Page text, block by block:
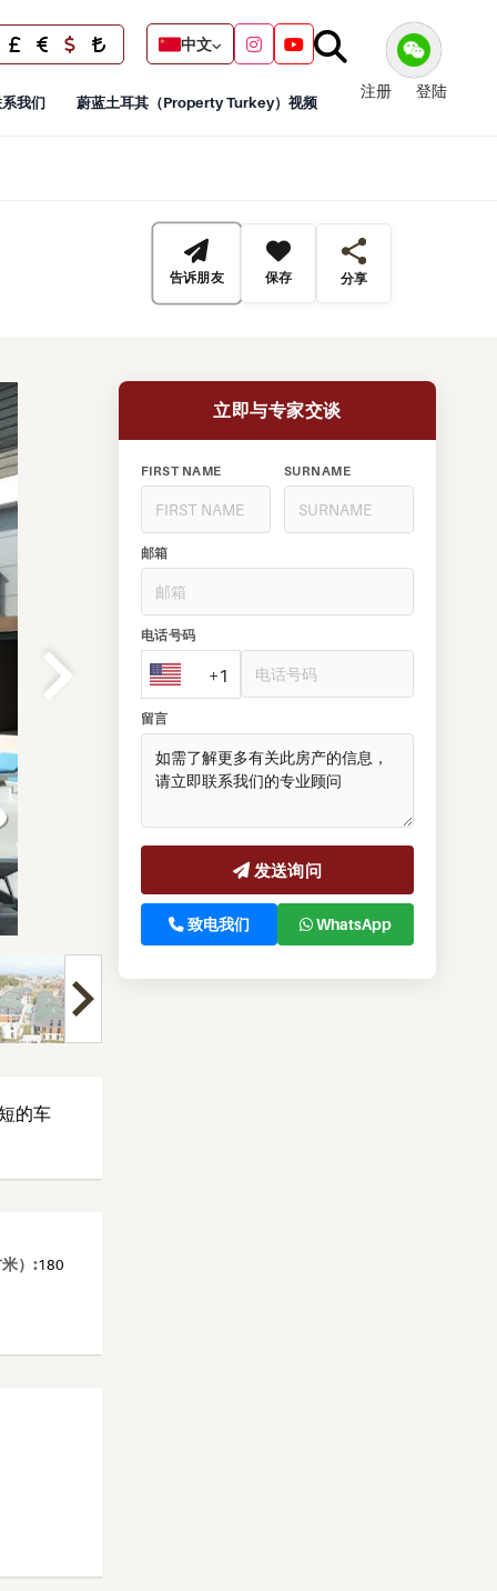
中文
我们 蔚蓝土耳其（Property Turkey）视频
注册 登陆
告诉朋友 保存 分享
的车
）:180
立即与专家交谈
FIRST NAME SURNAME
邮箱
电话号码
+1
留言
发送询问
致电我们 WhatsApp